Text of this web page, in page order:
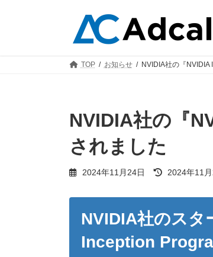
TOP お知らせ NVIDIA社の『
NVIDIA社の『
されました
2024年11月24日
最
終
新
時
2024年11
NVIDIA社のスタ
Inception